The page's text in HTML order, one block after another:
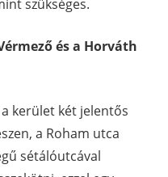
szükséges.
és a Horváth
kerület két jelentős
a Roham utca
sétálóutcával